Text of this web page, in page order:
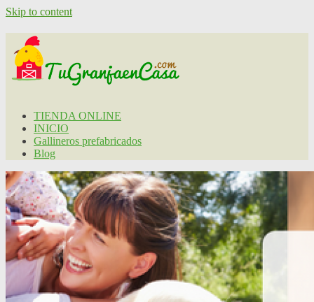
Skip to content
TIENDA ONLINE
INICIO
Gallineros prefabricados
Blog